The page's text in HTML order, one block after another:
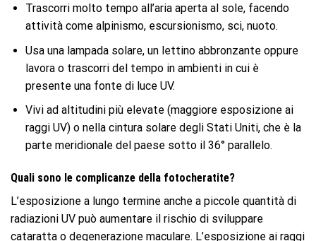
Trascorri molto tempo all’aria aperta al sole, facendo
attività come alpinismo, escursionismo, sci, nuoto.
Usa una lampada solare, un lettino abbronzante oppure
lavora o trascorri del tempo in ambienti in cui è
presente una fonte di luce UV.
Vivi ad altitudini più elevate (maggiore esposizione ai
raggi UV) o nella cintura solare degli Stati Uniti, che è la
parte meridionale del paese sotto il 36° parallelo.
Quali sono le complicanze della fotocheratite?
L’esposizione a lungo termine anche a piccole quantità di
radiazioni UV può aumentare il rischio di sviluppare
cataratta o degenerazione maculare. L’esposizione ai raggi